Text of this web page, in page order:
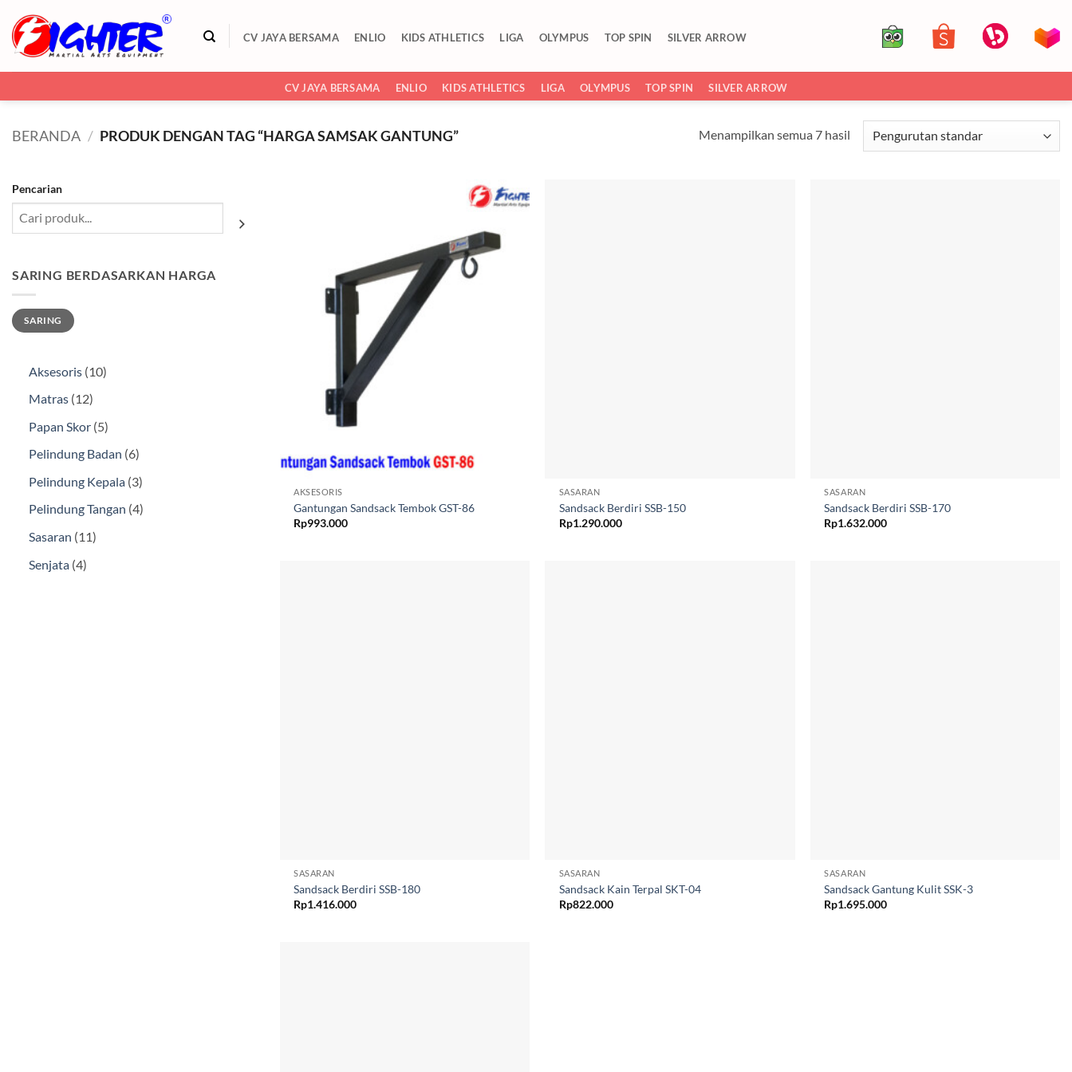
content
CV JAYA BERSAMA ENLIO KIDS ATHLETICS LIGA OLYMPUS TOP SPIN SILVER ARROW
CV JAYA BERSAMA ENLIO KIDS ATHLETICS LIGA OLYMPUS TOP SPIN SILVER ARROW
BERANDA / PRODUK DENGAN TAG “HARGA SAMSAK GANTUNG” Menampilkan semua 7 hasil
Pencarian
SARING BERDASARKAN HARGA
Harga
terendah
Harga
tertinggi
SARING
Aksesoris 1010
Matras 1212
Produk
Papan Skor 55
Produk
Pelindung Badan 66
Produk
Pelindung Kepala 33
Produk
Pelindung Tangan 44
Sasaran 1111
Senjata 44
wishlist
AKSESORIS
Gantungan Sandsack Tembok GST-86
Rp993.000
SASARAN
Sandsack Berdiri SSB-150
Rp1.290.000
SASARAN
Sandsack Berdiri SSB-170
Rp1.632.000
SASARAN
Sandsack Berdiri SSB-180
Rp1.416.000
SASARAN
Sandsack Kain Terpal SKT-04
Rp822.000
SASARAN
Sandsack Gantung Kulit SSK-3
Rp1.695.000